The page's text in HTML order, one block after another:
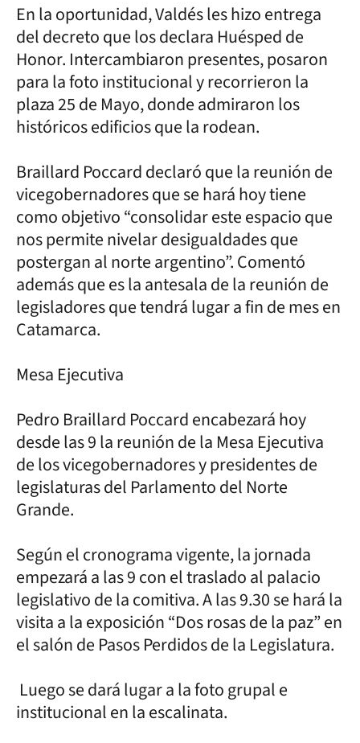
En la oportunidad, Valdés les hizo entrega
del decreto que los declara Huésped de
Honor. Intercambiaron presentes, posaron
para la foto institucional y recorrieron la
plaza 25 de Mayo, donde admiraron los
históricos edificios que la rodean.
Braillard Poccard declaró que la reunión de
vicegobernadores que se hará hoy tiene
como objetivo “consolidar este espacio que
nos permite nivelar desigualdades que
postergan al norte argentino”. Comentó
además que es la antesala de la reunión de
legisladores que tendrá lugar a fin de mes en
Catamarca.
Mesa Ejecutiva
Pedro Braillard Poccard encabezará hoy
desde las 9 la reunión de la Mesa Ejecutiva
de los vicegobernadores y presidentes de
legislaturas del Parlamento del Norte
Grande.
Según el cronograma vigente, la jornada
empezará a las 9 con el traslado al palacio
legislativo de la comitiva. A las 9.30 se hará la
visita a la exposición “Dos rosas de la paz” en
el salón de Pasos Perdidos de la Legislatura.
Luego se dará lugar a la foto grupal e
institucional en la escalinata.